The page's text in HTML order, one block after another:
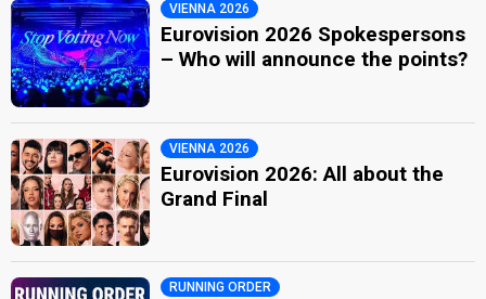
VIENNA 2026
Eurovision 2026 Spokespersons
– Who will announce the points?
VIENNA 2026
Eurovision 2026: All about the
Grand Final
RUNNING ORDER